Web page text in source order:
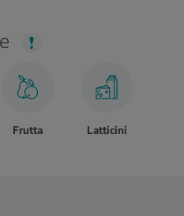
Frutta Latticini